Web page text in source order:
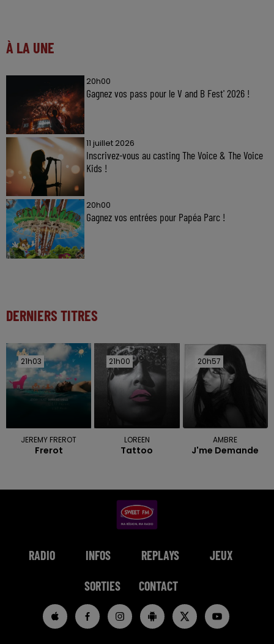
À LA UNE
20h00
Gagnez vos pass pour le V and B Fest' 2026 !
11 juillet 2026
Inscrivez-vous au casting The Voice & The Voice
Kids !
20h00
Gagnez vos entrées pour Papéa Parc !
DERNIERS TITRES
21h03
21h03
JEREMY FREROT
Frerot
21h00
21h00
LOREEN
Tattoo
20h57
20h57
AMBRE
J'me Demande
RADIO INFOS REPLAYS JEUX
SORTIES CONTACT